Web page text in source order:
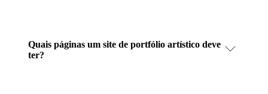
Quais páginas um site de portfólio artístico deve
ter?